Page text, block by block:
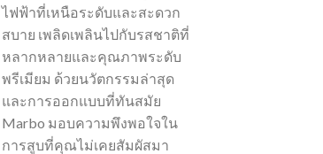
ไฟฟ้าที่เหนือระดับและสะดวก
สบาย เพลิดเพลินไปกับรสชาติที่
หลากหลายและคุณภาพระดับ
พรีเมียม ด้วยนวัตกรรมล่าสุด
และการออกแบบที่ทันสมัย
Marbo มอบความพึงพอใจใน
การสูบที่คุณไม่เคยสัมผัสมา